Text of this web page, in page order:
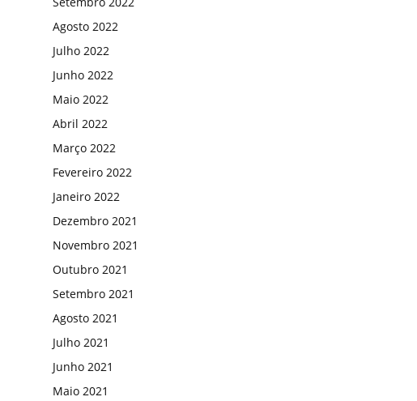
Agosto 2022
Julho 2022
Junho 2022
Maio 2022
Abril 2022
Março 2022
Fevereiro 2022
Janeiro 2022
Dezembro 2021
Novembro 2021
Outubro 2021
Setembro 2021
Agosto 2021
Julho 2021
Junho 2021
Maio 2021